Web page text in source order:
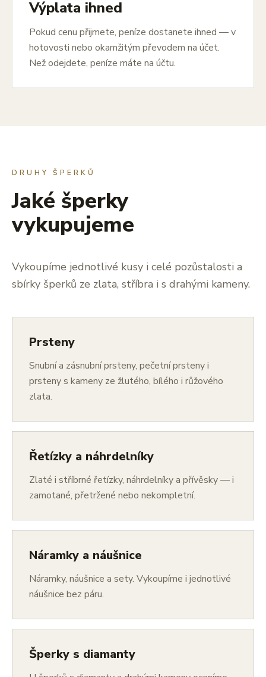
Výplata ihned
Pokud cenu přijmete, peníze dostanete ihned — v
hotovosti nebo okamžitým převodem na účet.
Než odejdete, peníze máte na účtu.
DRUHY ŠPERKŮ
Jaké šperky
vykupujeme
Vykoupíme jednotlivé kusy i celé pozůstalosti a
sbírky šperků ze zlata, stříbra i s drahými kameny.
Prsteny
Snubní a zásnubní prsteny, pečetní prsteny i
prsteny s kameny ze žlutého, bílého i růžového
zlata.
Řetízky a náhrdelníky
Zlaté i stříbrné řetízky, náhrdelníky a přívěsky — i
zamotané, přetržené nebo nekompletní.
Náramky a náušnice
Náramky, náušnice a sety. Vykoupíme i jednotlivé
náušnice bez páru.
Šperky s diamanty